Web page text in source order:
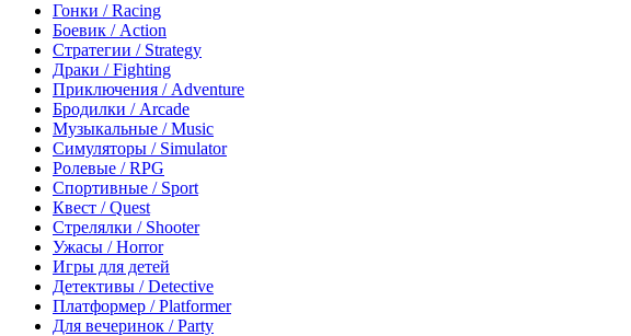
Гонки / Racing
Боевик / Action
Стратегии / Strategy
Драки / Fighting
Приключения / Adventure
Бродилки / Arcade
Музыкальные / Music
Симуляторы / Simulator
Ролевые / RPG
Спортивные / Sport
Квест / Quest
Стрелялки / Shooter
Ужасы / Horror
Игры для детей
Детективы / Detective
Платформер / Platformer
Для вечеринок / Party